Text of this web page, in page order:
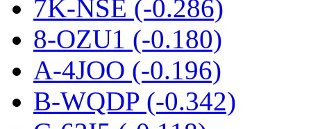
7K-NSE (-0.286)
8-OZU1 (-0.180)
A-4JOO (-0.196)
B-WQDP (-0.342)